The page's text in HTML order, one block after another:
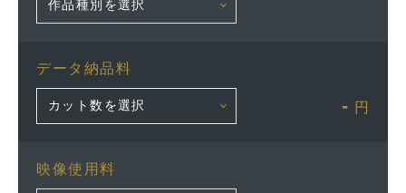
データ納品料
- 円
映像使用料